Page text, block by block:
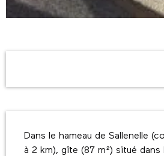
Dans le hameau de Sallenelle
à 2 km), gîte (87 m²) situé dans